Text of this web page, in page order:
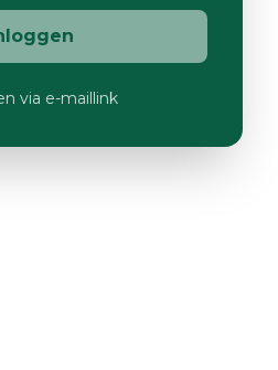
via e-maillink